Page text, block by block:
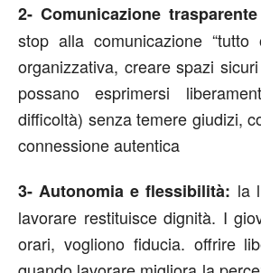
2- Comunicazione
stop alla comunicazione “tutto
organizzativa, creare spazi
possano esprimersi
difficoltà) senza temere giudizi,
connessione autentica
3- Autonomia e flessibilità: la
lavorare restituisce dignità. I
orari, vogliono fiducia. offrire